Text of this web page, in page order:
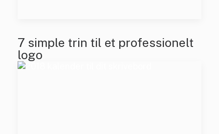
7 simple trin til et professionelt
logo